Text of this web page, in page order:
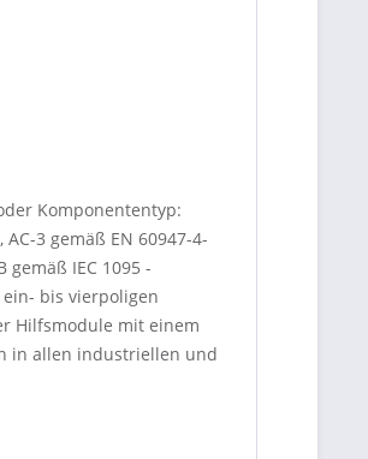
Komponententyp:
3 gemäß EN 60947-4-
gemäß IEC 1095 -
bis vierpoligen
Hilfsmodule mit einem
in allen industriellen und